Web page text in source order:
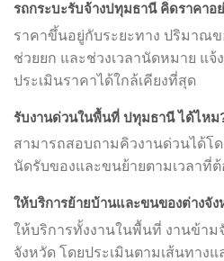
รถกระบะรับจ้างปทุมธานี คิดราคาอ
ราคาขึ้นอยู่กับระยะทาง ปริมาณ
ช่วยยก และช่วงเวลานัดหมาย แจ้
ประเมินราคาได้ใกล้เคียงที่สุด
รับงานด่วนในพื้นที่ ปทุมธานี ได้ไหม
สามารถสอบถามคิวงานด่วนได้โ
นัดรับของและขนย้ายตามเวลาที่ต้
ให้บริการย้ายบ้านและขนของต่างจั
ให้บริการทั้งงานในพื้นที่ งานข้าม
จังหวัด โดยประเมินตามเส้นทางแ